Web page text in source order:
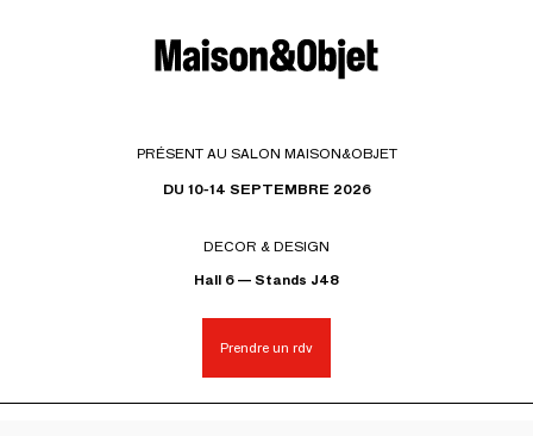
PRÉSENT AU SALON MAISON&OBJET
DU 10-14 SEPTEMBRE 2026
DECOR & DESIGN
Hall 6 — Stands J48
Prendre un rdv